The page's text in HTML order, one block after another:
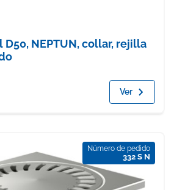
D50, NEPTUN, collar, rejilla
Ver
Número de pedido
332 S N